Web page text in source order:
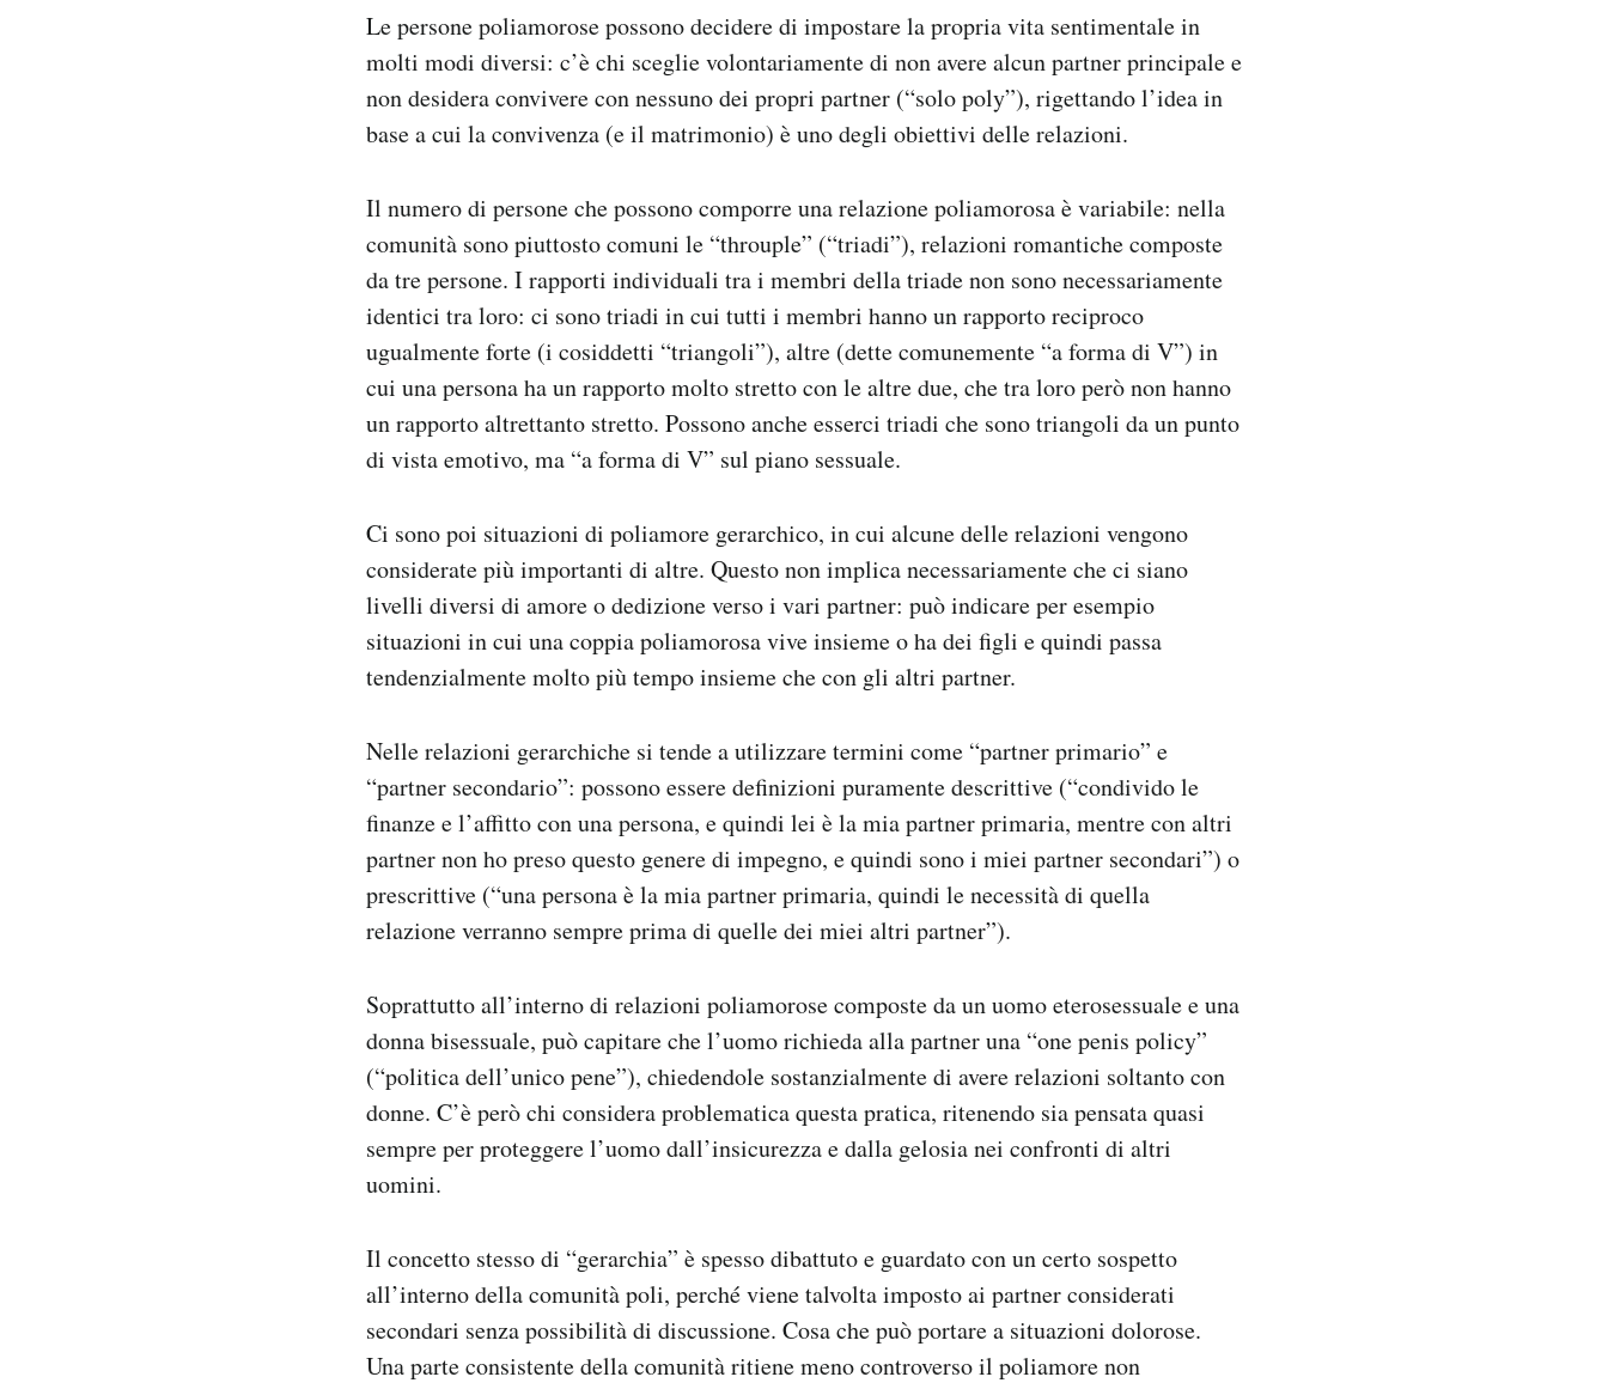
Le persone poliamorose possono decidere di impostare la propria vita sentimentale in
molti modi diversi: c’è chi sceglie volontariamente di non avere alcun partner principale e
non desidera convivere con nessuno dei propri partner (“solo poly”), rigettando l’idea in
base a cui la convivenza (e il matrimonio) è uno degli obiettivi delle relazioni.
Il numero di persone che possono comporre una relazione poliamorosa è variabile: nella
comunità sono piuttosto comuni le “throuple” (“triadi”), relazioni romantiche composte
da tre persone. I rapporti individuali tra i membri della triade non sono necessariamente
identici tra loro: ci sono triadi in cui tutti i membri hanno un rapporto reciproco
ugualmente forte (i cosiddetti “triangoli”), altre (dette comunemente “a forma di V”) in
cui una persona ha un rapporto molto stretto con le altre due, che tra loro però non hanno
un rapporto altrettanto stretto. Possono anche esserci triadi che sono triangoli da un punto
di vista emotivo, ma “a forma di V” sul piano sessuale.
Ci sono poi situazioni di poliamore gerarchico, in cui alcune delle relazioni vengono
considerate più importanti di altre. Questo non implica necessariamente che ci siano
livelli diversi di amore o dedizione verso i vari partner: può indicare per esempio
situazioni in cui una coppia poliamorosa vive insieme o ha dei figli e quindi passa
tendenzialmente molto più tempo insieme che con gli altri partner.
Nelle relazioni gerarchiche si tende a utilizzare termini come “partner primario” e
“partner secondario”: possono essere definizioni puramente descrittive (“condivido le
finanze e l’affitto con una persona, e quindi lei è la mia partner primaria, mentre con altri
partner non ho preso questo genere di impegno, e quindi sono i miei partner secondari”) o
prescrittive (“una persona è la mia partner primaria, quindi le necessità di quella
relazione verranno sempre prima di quelle dei miei altri partner”).
Soprattutto all’interno di relazioni poliamorose composte da un uomo eterosessuale e una
donna bisessuale, può capitare che l’uomo richieda alla partner una “one penis policy”
(“politica dell’unico pene”), chiedendole sostanzialmente di avere relazioni soltanto con
donne. C’è però chi considera problematica questa pratica, ritenendo sia pensata quasi
sempre per proteggere l’uomo dall’insicurezza e dalla gelosia nei confronti di altri
uomini.
Il concetto stesso di “gerarchia” è spesso dibattuto e guardato con un certo sospetto
all’interno della comunità poli, perché viene talvolta imposto ai partner considerati
secondari senza possibilità di discussione. Cosa che può portare a situazioni dolorose.
Una parte consistente della comunità ritiene meno controverso il poliamore non